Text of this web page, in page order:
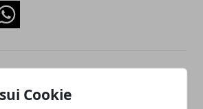
Cookie
ai 5 Motivi per iniziare a fare